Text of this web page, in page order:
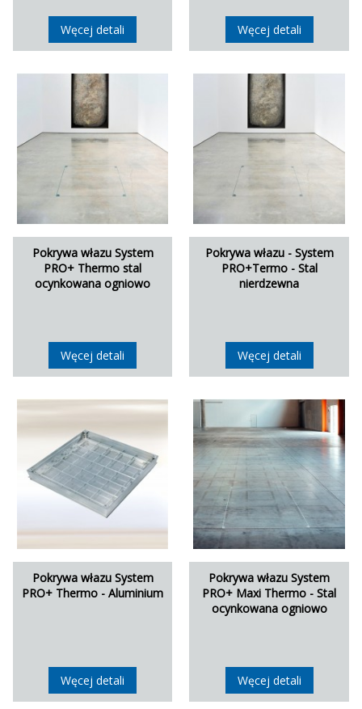
Węcej detali Węcej detali
Pokrywa włazu System
PRO+ Thermo stal
ocynkowana ogniowo
Węcej detali
Pokrywa włazu - System
PRO+Termo - Stal
nierdzewna
Węcej detali
Pokrywa włazu System
PRO+ Thermo - Aluminium
Węcej detali
Pokrywa włazu System
PRO+ Maxi Thermo - Stal
ocynkowana ogniowo
Węcej detali